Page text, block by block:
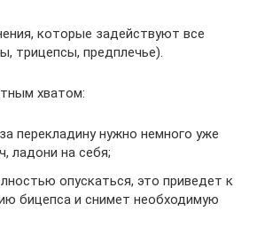
которые задействуют все
трицепсы, предплечье).
хватом:
перекладину нужно немного уже
ладони на себя;
опускаться, это приведет к
бицепса и снимет необходимую